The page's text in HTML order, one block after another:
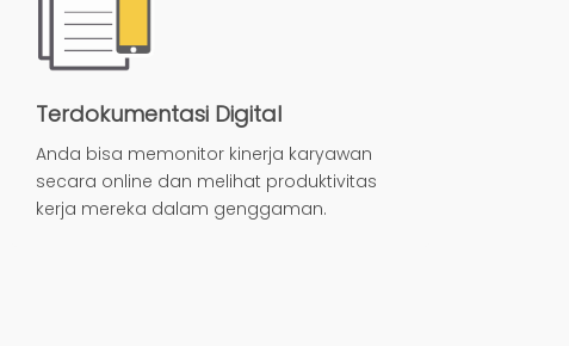
Terdokumentasi Digital
Anda bisa memonitor kinerja karyawan
secara online dan melihat produktivitas
kerja mereka dalam genggaman.